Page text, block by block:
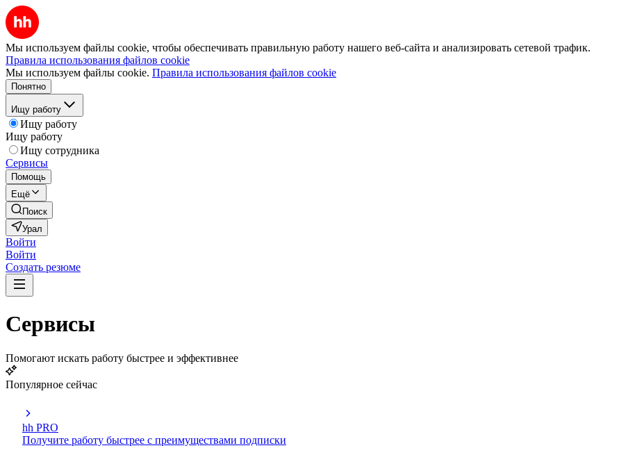
Мы используем файлы cookie, чтобы обеспечивать правильную работу нашего веб-сайта и анализировать сетевой трафик.
Правила использования файлов cookie
Мы используем файлы cookie. Правила использования файлов cookie
Понятно
Ищу работу
Ищу работу
Ищу работу
Ищу сотрудника
Сервисы
Помощь
Ещё
Поиск
Урал
Войти
Войти
Создать резюме
Сервисы
Помогают искать работу быстрее и эффективнее
Популярное сейчас
hh PRO
Получите работу быстрее с преимуществами подписки